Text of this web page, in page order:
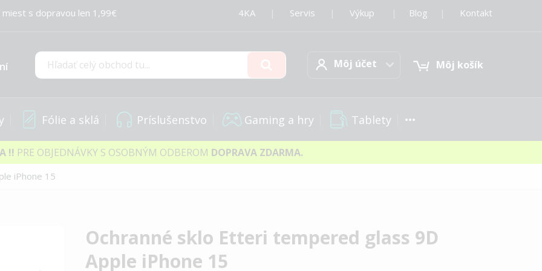
s dopravou len 1,99€ 4KA Servis Výkup Blog Kontakt
Hľadať
Môj účetMôj účet Môj košík
Fólie a sklá Príslušenstvo Gaming a hry Tablety
!! PRE OBJEDNÁVKY S OSOBNÝM ODBEROM DOPRAVA ZDARMA.
iPhone 15
Ochranné sklo Etteri tempered glass 9D
Apple iPhone 15